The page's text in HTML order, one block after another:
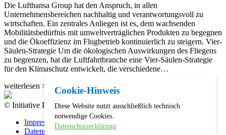
Die Lufthansa Group hat den Anspruch, in allen
Unternehmensbereichen nachhaltig und verantwortungsvoll zu
wirtschaften. Ein zentrales Anliegen ist es, dem wachsenden
Mobilitätsbedürfnis mit umweltverträglichen Produkten zu begegnen
und die Ökoeffizienz im Flugbetrieb kontinuierlich zu steigern. Vier-
Säulen-Strategie Um die ökologischen Auswirkungen des Fliegens
zu begrenzen, hat die Luftfahrtbranche eine Vier-Säulen-Strategie
für den Klimaschutz entwickelt, die verschiedene…
weiterlesen >>
© Initiative Pro Recyclingpapier 2026
Impressum
Datenschutz
Cookie-Hinweis
Diese Website nutzt ausschließlich technisch
notwendige Cookies.
Datenschutzerklärung